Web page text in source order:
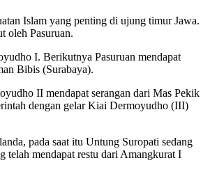
Islam yang penting di ujung timur Jawa.
oleh Pasuruan.
I. Berikutnya Pasuruan mendapat
Bibis (Surabaya).
II mendapat serangan dari Mas Pekik
dengan gelar Kiai Dermoyudho (III)
pada saat itu Untung Suropati sedang
telah mendapat restu dari Amangkurat I